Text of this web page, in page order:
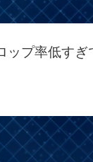
ップ率低すぎ